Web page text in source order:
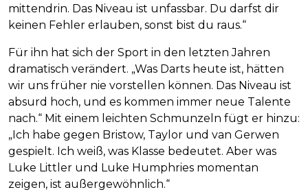
mittendrin. Das Niveau ist unfassbar. Du darfst dir
keinen Fehler erlauben, sonst bist du raus.“
Für ihn hat sich der Sport in den letzten Jahren
dramatisch verändert. „Was Darts heute ist, hätten
wir uns früher nie vorstellen können. Das Niveau ist
absurd hoch, und es kommen immer neue Talente
nach.“ Mit einem leichten Schmunzeln fügt er hinzu:
„Ich habe gegen Bristow, Taylor und van Gerwen
gespielt. Ich weiß, was Klasse bedeutet. Aber was
Luke Littler und Luke Humphries momentan
zeigen, ist außergewöhnlich.“